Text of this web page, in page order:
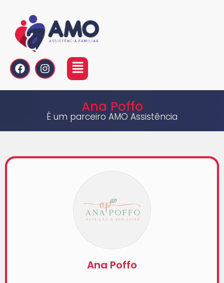
Ana Poffo
É um parceiro AMO Assistência
Ana Poffo